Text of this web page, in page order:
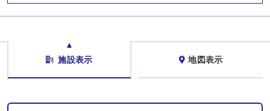
施設表示 地図表示